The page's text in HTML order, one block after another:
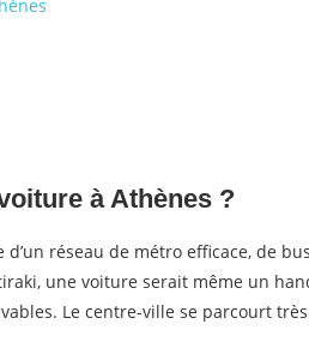
à Athènes ?
réseau de métro efficace, de
une voiture serait même un
Le centre-ville se parcourt